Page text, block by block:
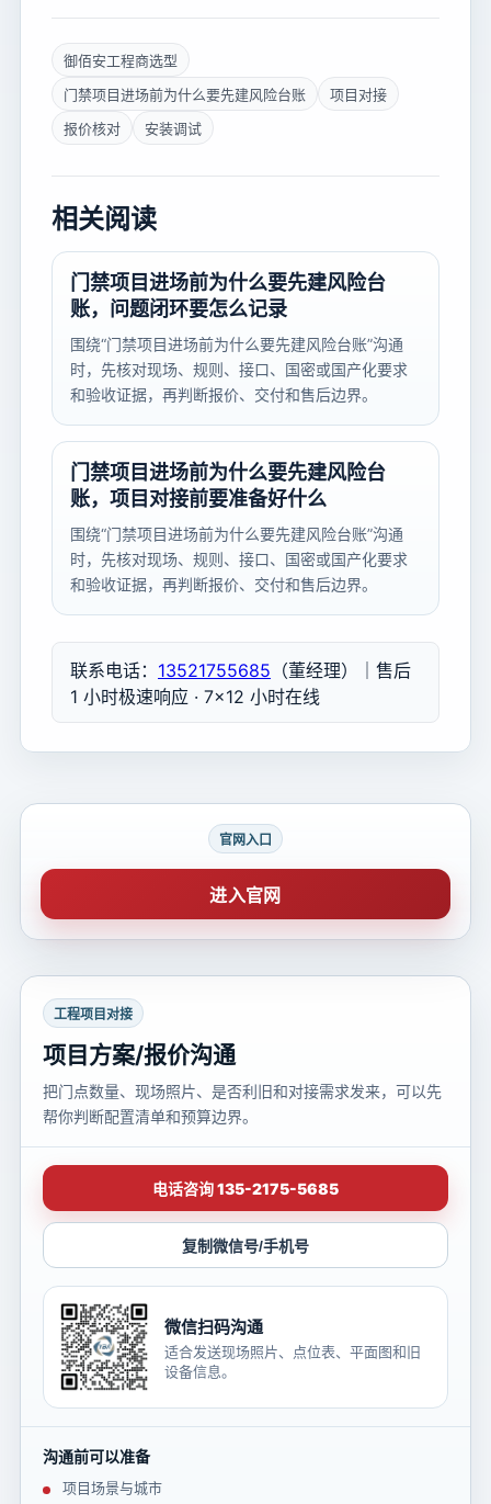
御佰安工程商选型
门禁项目进场前为什么要先建风险台账
项目对接
报价核对
安装调试
相关阅读
门禁项目进场前为什么要先建风险台
账，问题闭环要怎么记录
围绕“门禁项目进场前为什么要先建风险台账”沟通
时，先核对现场、规则、接口、国密或国产化要求
和验收证据，再判断报价、交付和售后边界。
门禁项目进场前为什么要先建风险台
账，项目对接前要准备好什么
围绕“门禁项目进场前为什么要先建风险台账”沟通
时，先核对现场、规则、接口、国密或国产化要求
和验收证据，再判断报价、交付和售后边界。
联系电话： 13521755685 （董经理）｜售后
1 小时极速响应 · 7×12 小时在线
官网入口
进入官网
工程项目对接
项目方案/报价沟通
把门点数量、现场照片、是否利旧和对接需求发来，可以先
帮你判断配置清单和预算边界。
电话咨询 135-2175-5685
复制微信号/手机号
微信扫码沟通
适合发送现场照片、点位表、平面图和旧
设备信息。
沟通前可以准备
项目场景与城市